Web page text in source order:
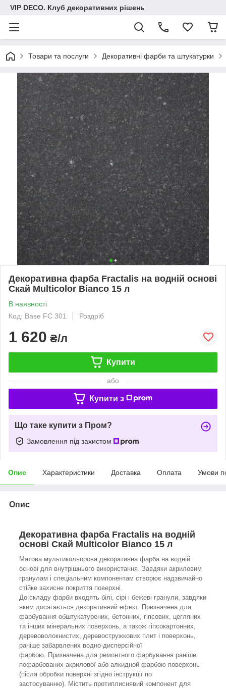
VIP DECO. Клуб декоративних рішень
Товари та послуги Декоративні фарби та штукатурки
Декоративна фарба Fractalis на водній основі
Скай Multicolor Bianco 15 л
В наявності
Код: Base FC 301
Роздріб
1 620 ₴/л
Купити
або
Купити з
Що таке купити з Пром?
Замовлення під захистом
Опис Характеристики Доставка Оплата Умови
Опис
Декоративна фарба Fractalis на водній
основі Скай Multicolor Bianco 15 л
Матова мультикольорова декоративна фарба на водній
основі для внутрішнього використання. Завдяки акриловим
гранулам і спеціальним компонентам створює надзвичайно
стійке захисне покриття поверхні.
До складу фарби входять білі, сірі і бежеві гранули, завдяки
яким досягається декоративний ефект. Призначена для
фарбування обштукатурених, бетонних, гіпсових, цегляних
та інших мінеральних поверхонь, а також гіпсокартонних,
деревоволокнистих, деревостружкових плит і поверхонь,
раніше забарвлених водно-дисперсійної
фарбою. Призначена для ремонтного фарбування раніше
пофарбованих акрилової або алкидной фарбою поверхонь
(після обробки поверхні згідно інструкції по
застосуванню). Містить протиплиснявий компонент для